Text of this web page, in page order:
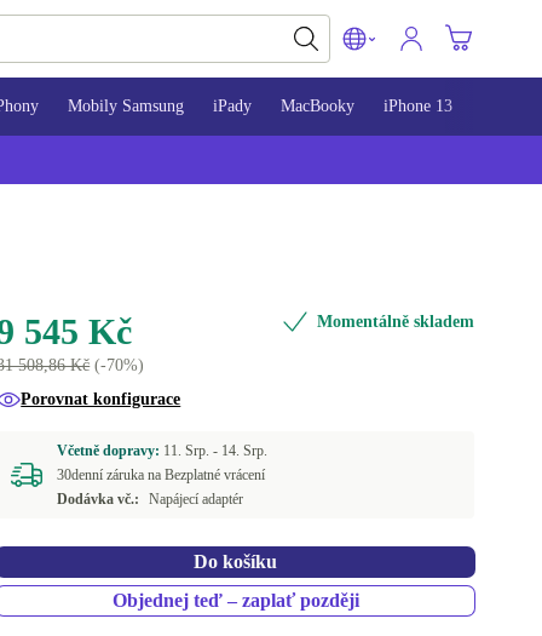
Mobily Samsung iPady MacBooky iPhone 13
545 Kč
508,86 Kč(-70%)
Momentálně skladem
Porovnat konfigurace
Včetně dopravy: 11. Srp. - 14. Srp.
30denní záruka na Bezplatné vrácení
Dodávka vč.:
Napájecí adaptér
Do košíku
Objednej teď – zaplať později